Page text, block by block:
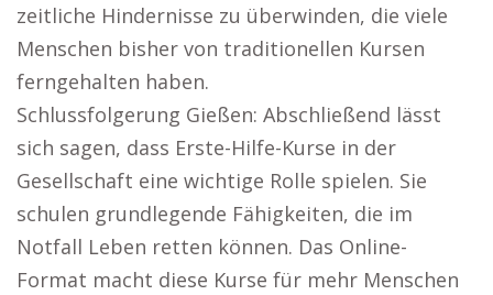
zeitliche Hindernisse zu überwinden, die viele
Menschen bisher von traditionellen Kursen
ferngehalten haben.
Schlussfolgerung Gießen: Abschließend lässt
sich sagen, dass Erste-Hilfe-Kurse in der
Gesellschaft eine wichtige Rolle spielen. Sie
schulen grundlegende Fähigkeiten, die im
Notfall Leben retten können. Das Online-
Format macht diese Kurse für mehr Menschen